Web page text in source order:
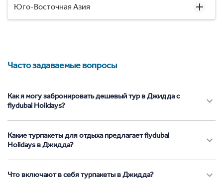
Юго-Восточная Азия
Часто задаваемые вопросы
Как я могу забронировать дешевый тур в Джидда с
flydubai Holidays?
Какие турпакеты для отдыха предлагает flydubai
Holidays в Джидда?
Что включают в себя турпакеты в Джидда?